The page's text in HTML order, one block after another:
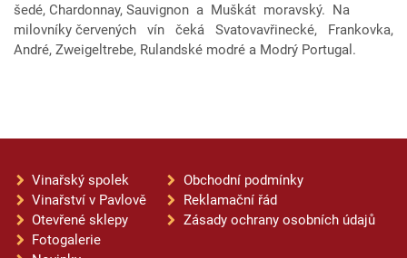
šedé, Chardonnay, Sauvignon a Muškát moravský. Na
milovníky červených vín čeká Svatovavřinecké, Frankovka,
André, Zweigeltrebe, Rulandské modré a Modrý Portugal.
Vinařský spolek
Vinařství v Pavlově
Otevřené sklepy
Fotogalerie
Obchodní podmínky
Reklamační řád
Zásady ochrany osobních údajů